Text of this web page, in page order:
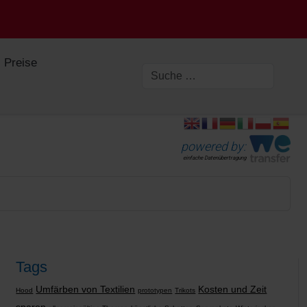
Preise
powered by:
einfache Datenübertragung
Tags
Hood Umfärben von Textilien prototypen Trikots Kosten und Zeit